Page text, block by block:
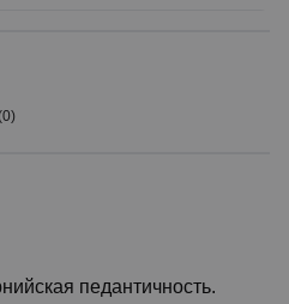
педантичность.